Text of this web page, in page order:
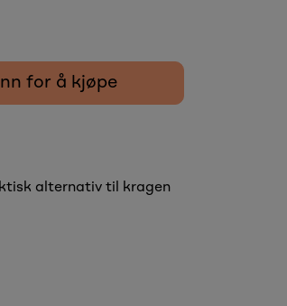
for å kjøpe
alternativ til kragen